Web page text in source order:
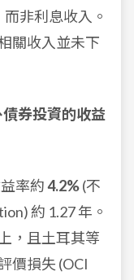
非利息收入。
關收入並未下
券投資的收益
率約4.2%(不
約 1.27 年。
，且土耳其等
價損失 (OCI